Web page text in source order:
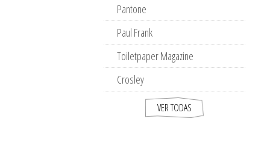
Pantone
Paul Frank
Toiletpaper Magazine
Crosley
VER TODAS